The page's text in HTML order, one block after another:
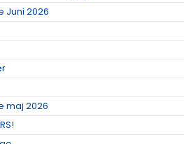
Juni 2026
maj 2026